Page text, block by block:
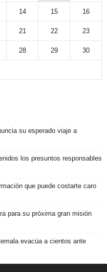
14 15 16
21 22 23
28 29 30
su esperado viaje a
los presuntos responsables
que puede costarte caro
para su próxima gran misión
evacúa a cientos ante